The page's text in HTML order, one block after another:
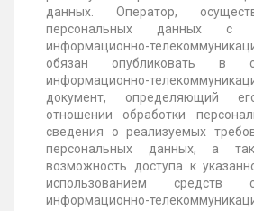
данных. Оператор,
персональных данных с
информационно-
обязан опубликовать в
информационно-
документ, определяющий
отношении обработки
сведения о реализуемых
персональных данных, а
возможность доступа к
использованием средств
информационно-